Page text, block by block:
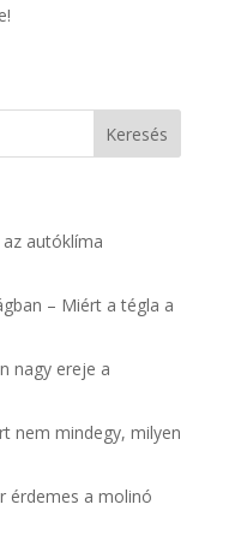
autóklíma
– Miért a tégla a
nagy ereje a
nem mindegy, milyen
érdemes a molinó